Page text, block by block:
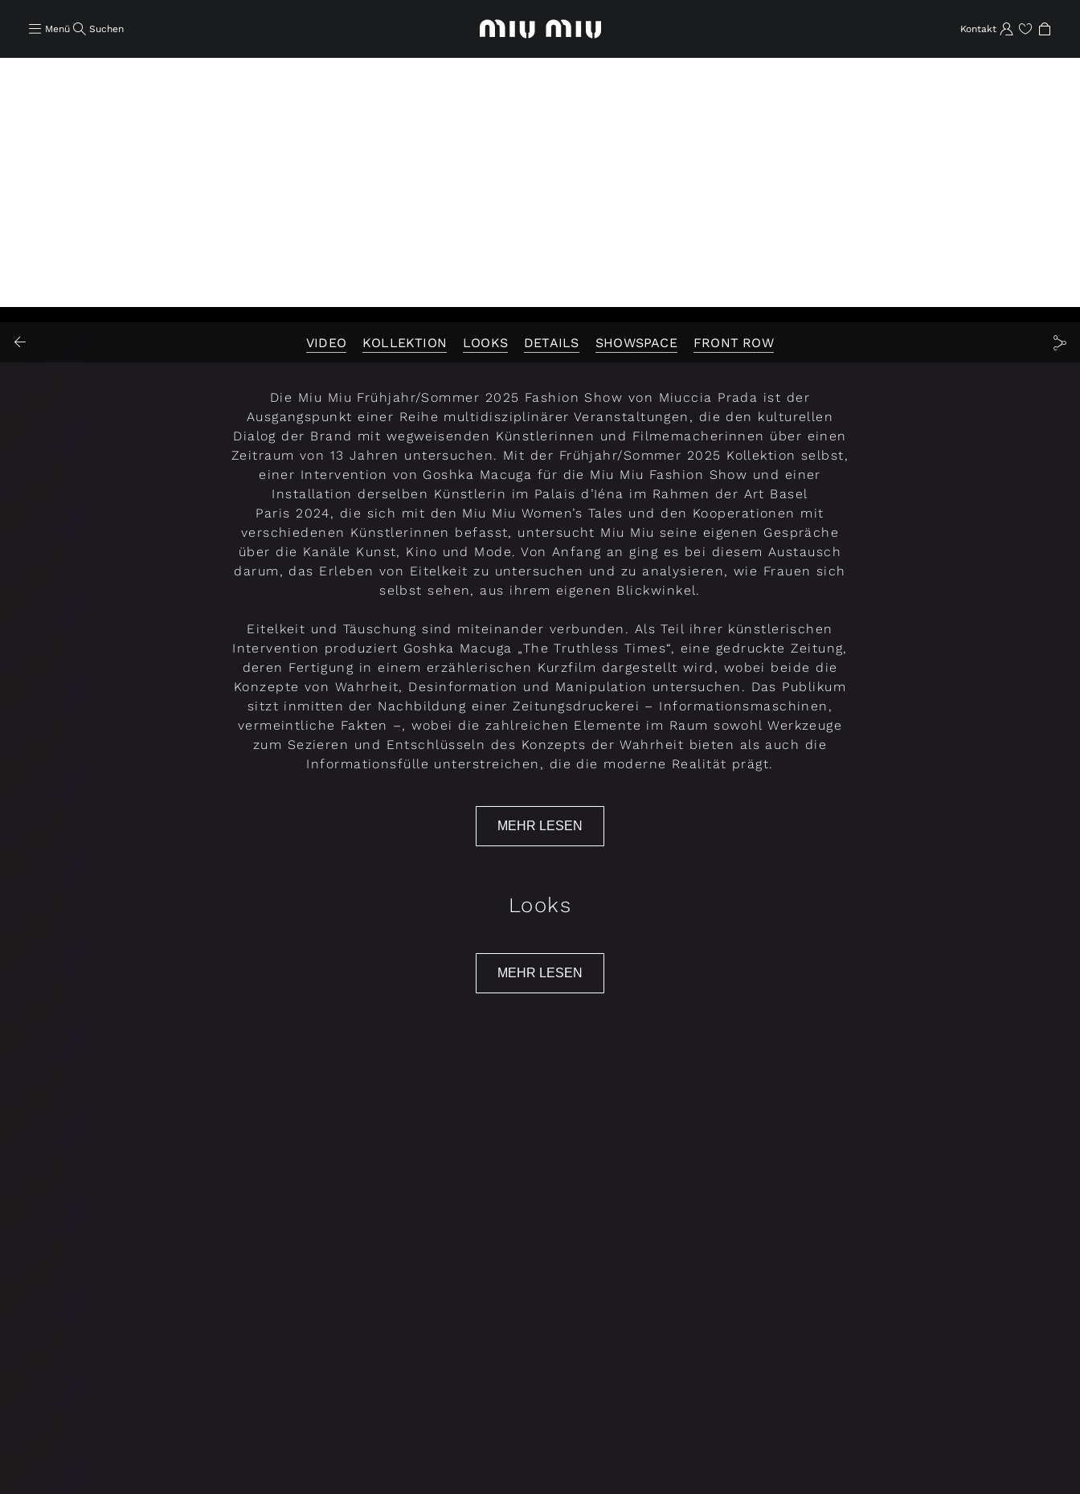
Menü Suchen Kontakt
VIDEO KOLLEKTION LOOKS DETAILS SHOWSPACE FRONT ROW
Die Miu Miu Frühjahr/Sommer 2025 Fashion Show von Miuccia Prada ist der
Ausgangspunkt einer Reihe multidisziplinärer Veranstaltungen, die den kulturellen
Dialog der Brand mit wegweisenden Künstlerinnen und Filmemacherinnen über einen
Zeitraum von 13 Jahren untersuchen. Mit der Frühjahr/Sommer 2025 Kollektion selbst,
einer Intervention von Goshka Macuga für die Miu Miu Fashion Show und einer
Installation derselben Künstlerin im Palais d’Iéna im Rahmen der Art Basel
Paris 2024, die sich mit den Miu Miu Women’s Tales und den Kooperationen mit
verschiedenen Künstlerinnen befasst, untersucht Miu Miu seine eigenen Gespräche
über die Kanäle Kunst, Kino und Mode. Von Anfang an ging es bei diesem Austausch
darum, das Erleben von Eitelkeit zu untersuchen und zu analysieren, wie Frauen sich
selbst sehen, aus ihrem eigenen Blickwinkel.
Eitelkeit und Täuschung sind miteinander verbunden. Als Teil ihrer künstlerischen
Intervention produziert Goshka Macuga „The Truthless Times“, eine gedruckte Zeitung,
deren Fertigung in einem erzählerischen Kurzfilm dargestellt wird, wobei beide die
Konzepte von Wahrheit, Desinformation und Manipulation untersuchen. Das Publikum
sitzt inmitten der Nachbildung einer Zeitungsdruckerei – Informationsmaschinen,
vermeintliche Fakten –, wobei die zahlreichen Elemente im Raum sowohl Werkzeuge
zum Sezieren und Entschlüsseln des Konzepts der Wahrheit bieten als auch die
Informationsfülle unterstreichen, die die moderne Realität prägt.
MEHR LESEN
Looks
MEHR LESEN